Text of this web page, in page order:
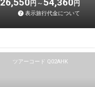
円 円
表示旅行代金について
ツアーコード Q02AHK